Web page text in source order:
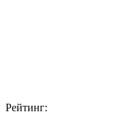
Рейтинг: